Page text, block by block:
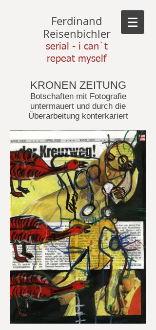
Ferdinand
Reisenbichler
serial - i can`t
repeat myself
KRONEN ZEITUNG
Botschaften mit Fotografie
untermauert und durch die
Überarbeitung konterkariert